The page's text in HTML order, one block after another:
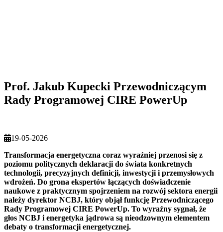
Prof. Jakub Kupecki Przewodniczącym
Rady Programowej CIRE PowerUp
19-05-2026
Transformacja energetyczna coraz wyraźniej przenosi się z
poziomu politycznych deklaracji do świata konkretnych
technologii, precyzyjnych definicji, inwestycji i przemysłowych
wdrożeń. Do grona ekspertów łączących doświadczenie
naukowe z praktycznym spojrzeniem na rozwój sektora energii
należy dyrektor NCBJ, który objął funkcję Przewodniczącego
Rady Programowej CIRE PowerUp. To wyraźny sygnał, że
głos NCBJ i energetyka jądrowa są nieodzownym elementem
debaty o transformacji energetycznej.